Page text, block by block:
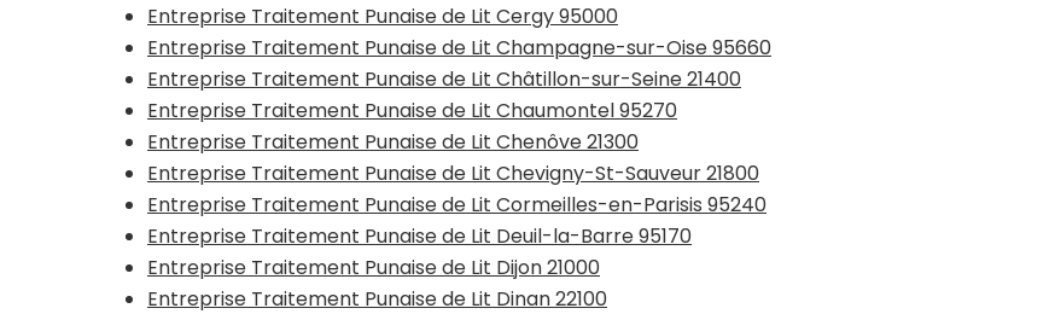
Entreprise Traitement Punaise de Lit Cergy 95000
Entreprise Traitement Punaise de Lit Champagne-sur-Oise 95660
Entreprise Traitement Punaise de Lit Châtillon-sur-Seine 21400
Entreprise Traitement Punaise de Lit Chaumontel 95270
Entreprise Traitement Punaise de Lit Chenôve 21300
Entreprise Traitement Punaise de Lit Chevigny-St-Sauveur 21800
Entreprise Traitement Punaise de Lit Cormeilles-en-Parisis 95240
Entreprise Traitement Punaise de Lit Deuil-la-Barre 95170
Entreprise Traitement Punaise de Lit Dijon 21000
Entreprise Traitement Punaise de Lit Dinan 22100